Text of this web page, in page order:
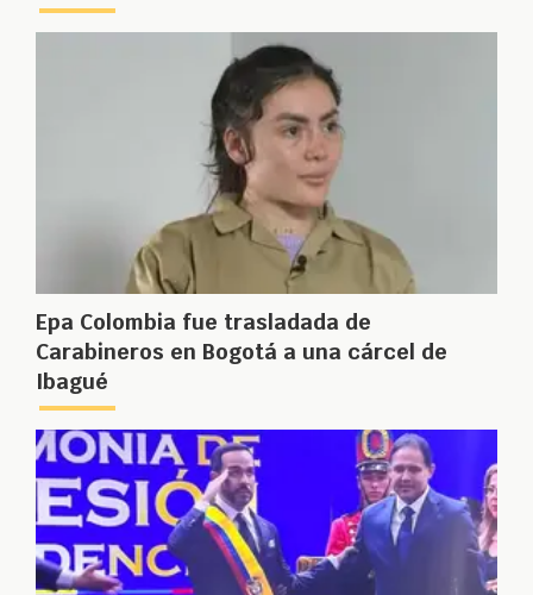
Epa Colombia fue trasladada de
Carabineros en Bogotá a una cárcel de
Ibagué